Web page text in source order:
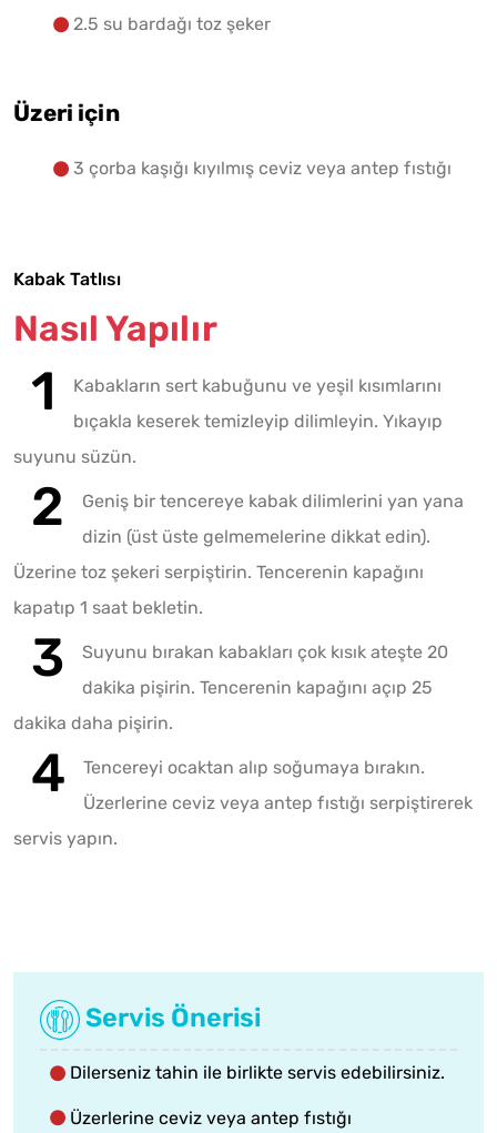
2.5 su bardağı toz şeker
Üzeri için
3 çorba kaşığı kıyılmış ceviz veya antep fıstığı
Kabak Tatlısı
Nasıl Yapılır
Kabakların sert kabuğunu ve yeşil kısımlarını
bıçakla keserek temizleyip dilimleyin. Yıkayıp
suyunu süzün.
Geniş bir tencereye kabak dilimlerini yan yana
dizin (üst üste gelmemelerine dikkat edin).
Üzerine toz şekeri serpiştirin. Tencerenin kapağını
kapatıp 1 saat bekletin.
Suyunu bırakan kabakları çok kısık ateşte 20
dakika pişirin. Tencerenin kapağını açıp 25
dakika daha pişirin.
Tencereyi ocaktan alıp soğumaya bırakın.
Üzerlerine ceviz veya antep fıstığı serpiştirerek
servis yapın.
Servis Önerisi
Dilerseniz tahin ile birlikte servis edebilirsiniz.
Üzerlerine ceviz veya antep fıstığı